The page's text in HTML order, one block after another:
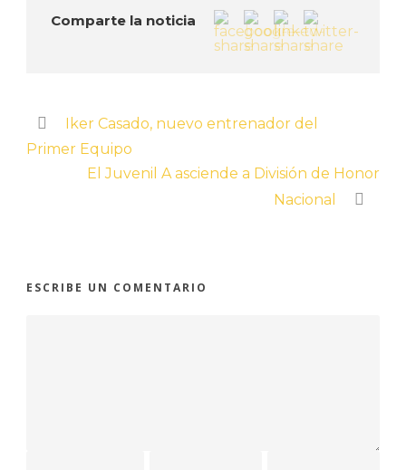
Comparte la noticia
Iker Casado, nuevo entrenador del
Primer Equipo
El Juvenil A asciende a División de Honor
Nacional
ESCRIBE UN COMENTARIO